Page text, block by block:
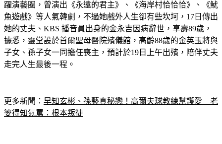
躍演藝圈，曾演出《永遠的君主》、《海岸村恰恰恰》、《魷
魚遊戲》等人氣韓劇，不過她戲外人生卻有些坎坷，17日傳出
她的丈夫、KBS 播音員出身的金永吉因病辭世，享壽89歲，
據悉，靈堂設於首爾聖母醫院殯儀館，高齡88歲的金英玉將與
子女、孫子女一同擔任喪主，預計於19日上午出殯，陪伴丈夫
走完人生最後一程。
更多新聞： 早知玄彬、孫藝真秘戀！高爾夫球教練幫護愛　老
婆得知氣罵：根本叛徒